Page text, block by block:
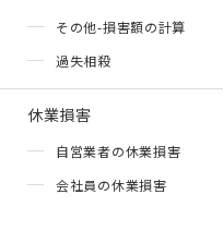
その他-損害額の計算
過失相殺
休業損害
自営業者の休業損害
会社員の休業損害